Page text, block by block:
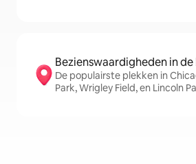
Bezienswaardigheden in
De populairste plekken in
Park, Wrigley Field, en Lincoln